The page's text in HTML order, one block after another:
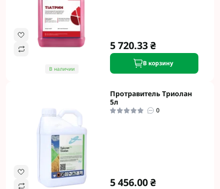
В наличии
5 720.33 ₴
В корзину
Протравитель Триолан
5л
0
5 456.00 ₴